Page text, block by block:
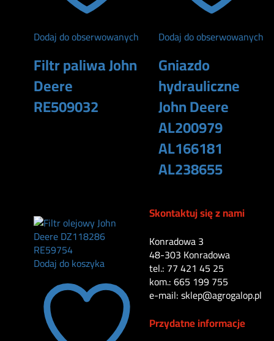
Dodaj do obserwowanych
Filtr paliwa John
Deere
RE509032
Dodaj do obserwowanych
Gniazdo
hydrauliczne
John Deere
AL200979
AL166181
AL238655
Dodaj do koszyka
Skontaktuj się z nami
Konradowa 3
48-303 Konradowa
tel.: 77 421 45 25
kom.: 665 199 755
e-mail: sklep@agrogalop.pl
Przydatne informacje